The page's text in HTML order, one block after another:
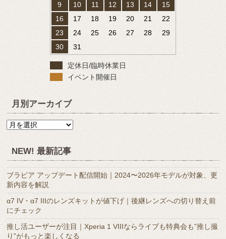
9
10 11 12 13 14
15
16
17 18 19 20 21
22
23
24 25 26 27 28
29
30
31
定休日/臨時休業日
イベント開催日
月別アーカイブ
月
ー
カ
イ
ブ
NEW! 最新記事
ブラビア アップデート配信開始｜2024〜2026年モデルが対象、更
新内容を解説
α7 IV・α7 IIIのレンズキットが値下げ｜後継レンズへの切り替え前
にチェック
推し活ユーザーが注目｜Xperia 1 VIIIならライブも特典会も”推し撮
り”がもっと楽しくなる